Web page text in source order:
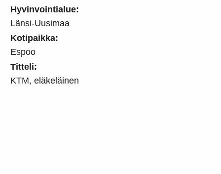
Hyvinvointialue:
Länsi-Uusimaa
Kotipaikka:
Espoo
Titteli:
KTM, eläkeläinen